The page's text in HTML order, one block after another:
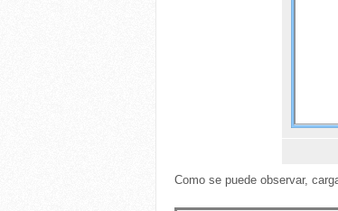
Como se puede observar,